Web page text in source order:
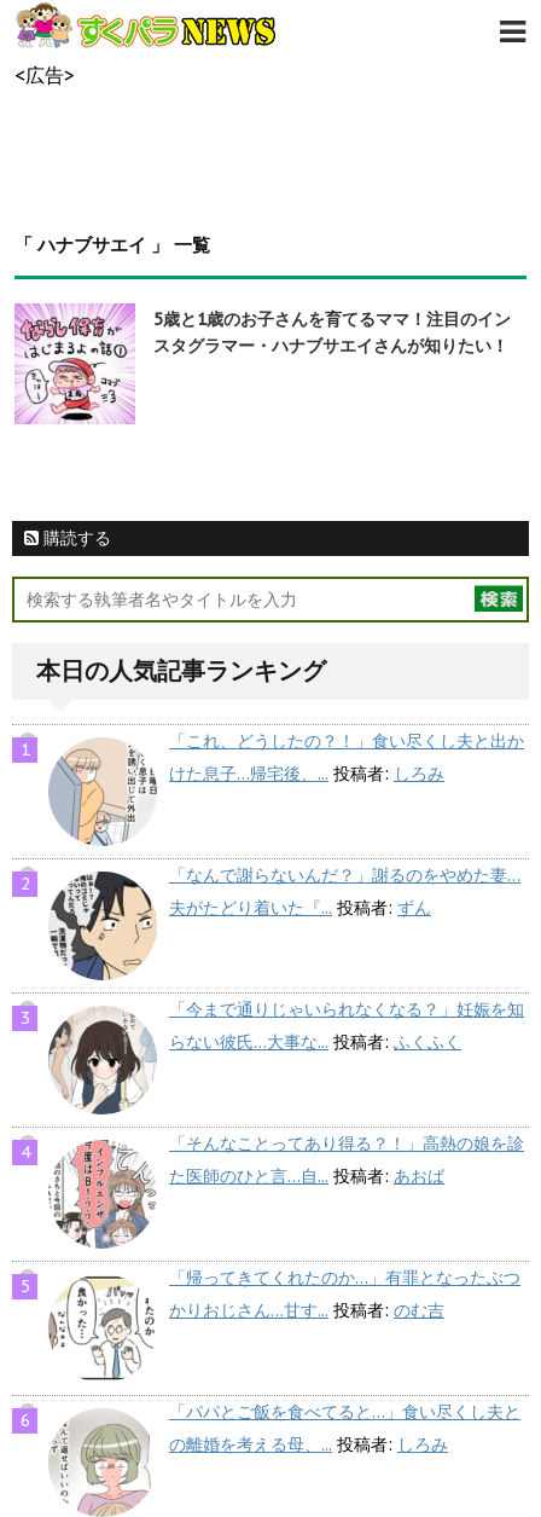
<広告>
「 ハナブサエイ 」 一覧
5歳と1歳のお子さんを育てるママ！注目のイン
スタグラマー・ハナブサエイさんが知りたい！
購読する
本日の人気記事ランキング
「これ、どうしたの？！」食い尽くし夫と出か
けた息子…帰宅後、... 投稿者: しろみ
「なんで謝らないんだ？」謝るのをやめた妻…
夫がたどり着いた『... 投稿者: ずん
「今まで通りじゃいられなくなる？」妊娠を知
らない彼氏…大事な... 投稿者: ふくふく
「そんなことってあり得る？！」高熱の娘を診
た医師のひと言…自... 投稿者: あおば
「帰ってきてくれたのか…」有罪となったぶつ
かりおじさん…甘す... 投稿者: のむ吉
「パパとご飯を食べてると…」食い尽くし夫と
の離婚を考える母、... 投稿者: しろみ